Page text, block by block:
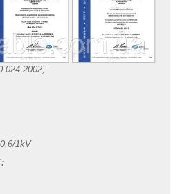
024-2002;
1kV